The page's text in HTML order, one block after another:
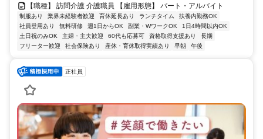
【職種】 訪問介護 介護職員 【雇用形態】 パート・アルバイト
制服あり 業界未経験者歓迎 育休延長あり ランチタイム
扶養内勤務OK
社員登用あり
無料研修 週1日からOK 副業・WワークOK
1日4時間以内OK
土日祝のみOK
主婦・主夫歓迎 60代も応募可 資格取得支援あり
長期
フリーター歓迎
社会保険あり 産休・育休取得実績あり 早朝 午後
正社員